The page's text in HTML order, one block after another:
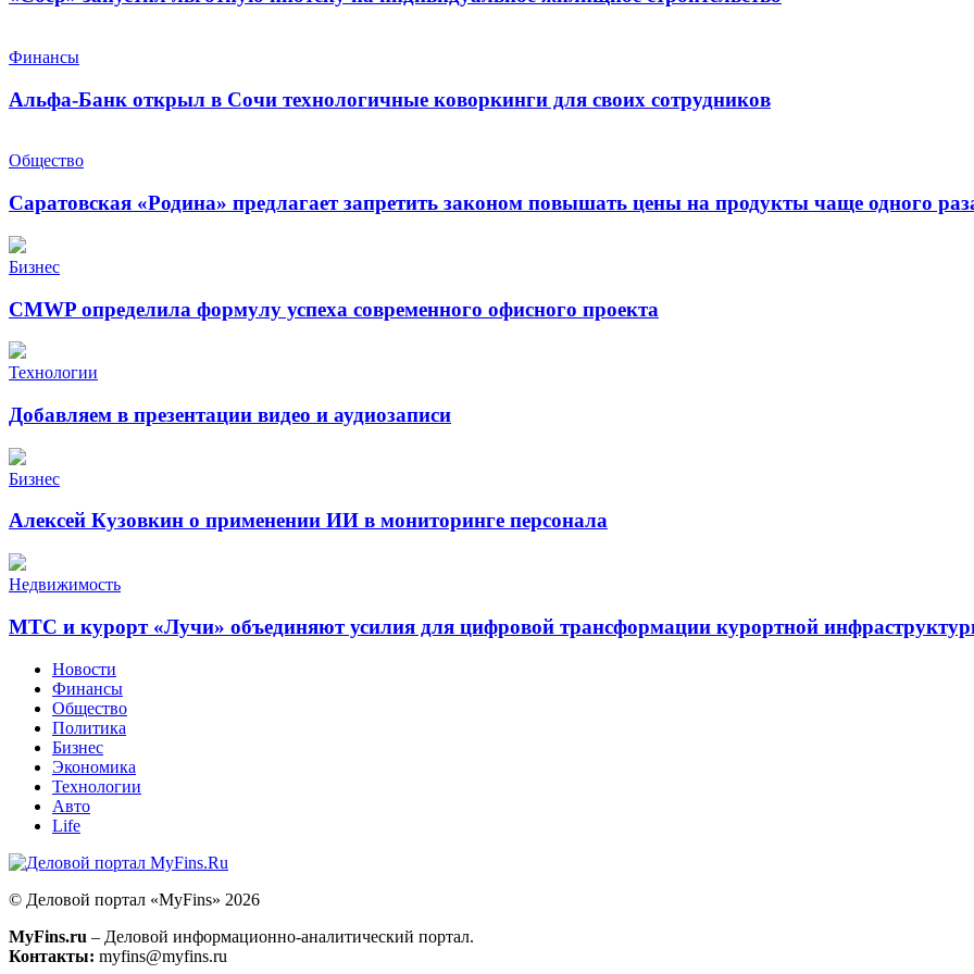
Финансы
Альфа-Банк открыл в Сочи технологичные коворкинги для своих сотрудников
Общество
Саратовская «Родина» предлагает запретить законом повышать цены на продукты чаще одного
Бизнес
CMWP определила формулу успеха современного офисного проекта
Технологии
Добавляем в презентации видео и аудиозаписи
Бизнес
Алексей Кузовкин о применении ИИ в мониторинге персонала
Недвижимость
МТС и курорт «Лучи» объединяют усилия для цифровой трансформации курортной
Новости
Финансы
Общество
Политика
Бизнес
Экономика
Технологии
Авто
Life
© Деловой портал «MyFins» 2026
MyFins.ru – Деловой информационно-аналитический портал.
Контакты: myfins@myfins.ru